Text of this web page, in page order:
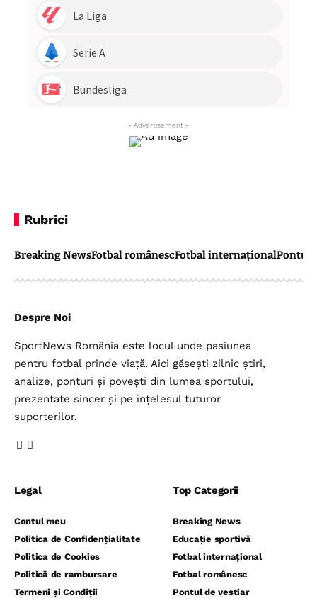
- Advertisement -
Rubrici
Breaking NewsFotbal românescFotbal internaționalPontul
Despre Noi
SportNews România este locul unde pasiunea
pentru fotbal prinde viață. Aici găsești zilnic știri,
analize, ponturi și povești din lumea sportului,
prezentate sincer și pe înțelesul tuturor
suporterilor.
Legal
Contul meu
Politica de Confidențialitate
Politica de Cookies
Politică de rambursare
Termeni și Condiții
Top Categorii
Breaking News
Educație sportivă
Fotbal internațional
Fotbal românesc
Pontul de vestiar